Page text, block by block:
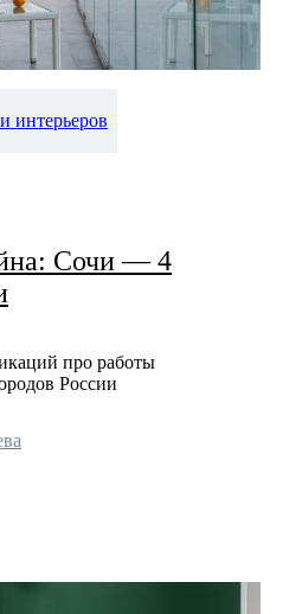
интерьеров
Сочи — 4
про работы
России